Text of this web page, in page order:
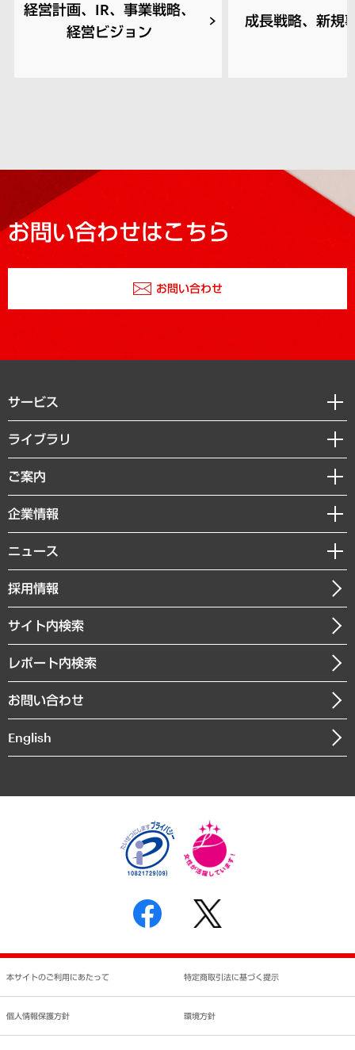
経営計画、IR、事業戦略、
経営ビジョン
成長戦略、新規
お問い合わせはこちら
お問い合わせ
サービス
経営戦略
組織・人事戦略
デジタルイノベーション
共生・ダイバーシティ
GRC（ガバナンス・リスク・コンプライアンス）・防災（政策）
経済・産業・雇用・労働
まちづくり・観光・交通・スポーツ・スマートシティ
自然資源・農林水産業・食料システム
ライブラリ
経済調査
レポート
コラム
経営用語集
受託・受注実績（官公庁関連）
メディア掲載・出演
ご案内
セミナー・イベント情報
MUFGビジネスセミナー
受託案件情報
企業情報
私たちの想い
社長メッセージ
会社概要
沿革
組織図・本部部室紹介
インドネシア現地法人
個人情報保護方針
反社会的勢力に対する基本方針
書面による個人情報の開示等の請求の手続きについて
ニュース
ニュースリリース
お知らせ
採用情報
サイト内検索
レポート内検索
お問い合わせ
English
本サイトのご利用にあたって 特定商取引法に基づく提示
個人情報保護方針 環境方針